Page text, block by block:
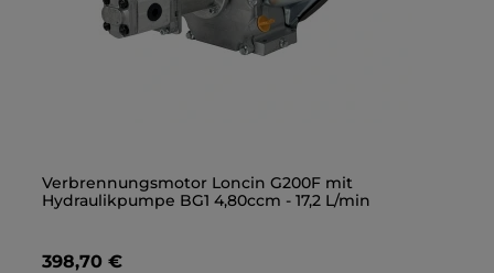
Verbrennungsmotor Loncin G200F mit
Hydraulikpumpe BG1 4,80ccm - 17,2 L/min
398,70 €
Gerade Einschraubverschraubung 3/8" - M18x1,5
1,40 €